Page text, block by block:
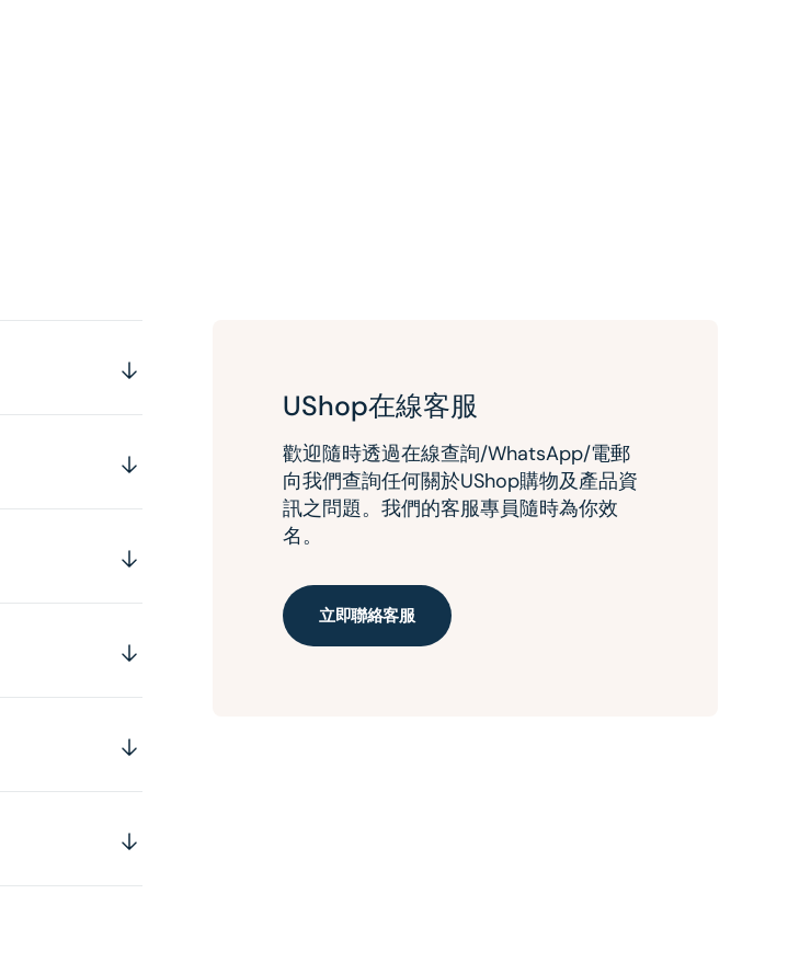
UShop在線客服
歡迎隨時透過在線查詢/WhatsApp/電郵
向我們查詢任何關於UShop購物及產品資
訊之問題。我們的客服專員隨時為你效
名。
立即聯絡客服